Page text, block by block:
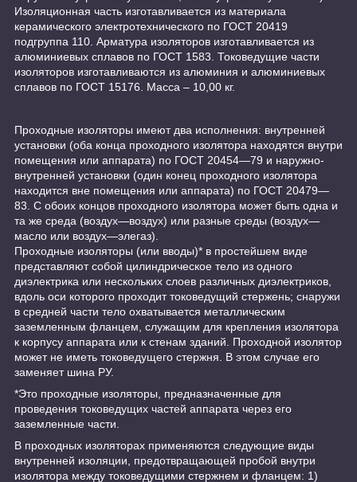
Изоляционная часть изготавливается из материала
керамического электротехнического по ГОСТ 20419
подгруппа 110. Арматура изоляторов изготавливается из
алюминиевых сплавов по ГОСТ 1583. Токоведущие части
изоляторов изготавливаются из алюминия и алюминиевых
сплавов по ГОСТ 15176. Масса – 10,00 кг.
Проходные изоляторы имеют два исполнения: внутренней
установки (оба конца проходного изолятора находятся внутри
помещения или аппарата) по ГОСТ 20454—79 и наружно-
внутренней установки (один конец проходного изолятора
находится вне помещения или аппарата) по ГОСТ 20479—
83. С обоих концов проходного изолятора может быть одна и
та же среда (воздух—воздух) или разные среды (воздух—
масло или воздух—элегаз).
Проходные изоляторы (или вводы)* в простейшем виде
представляют собой цилиндрическое тело из одного
диэлектрика или нескольких слоев различных диэлектриков,
вдоль оси которого проходит токоведущий стержень; снаружи
в средней части тело охватывается металлическим
заземленным фланцем, служащим для крепления изолятора
к корпусу аппарата или к стенам зданий. Проходной изолятор
может не иметь токоведущего стержня. В этом случае его
заменяет шина РУ.
*Это проходные изоляторы, предназначенные для
проведения токоведущих частей аппарата через его
заземленные части.
В проходных изоляторах применяются следующие виды
внутренней изоляции, предотвращающей пробой внутри
изолятора между токоведущими стержнем и фланцем: 1)